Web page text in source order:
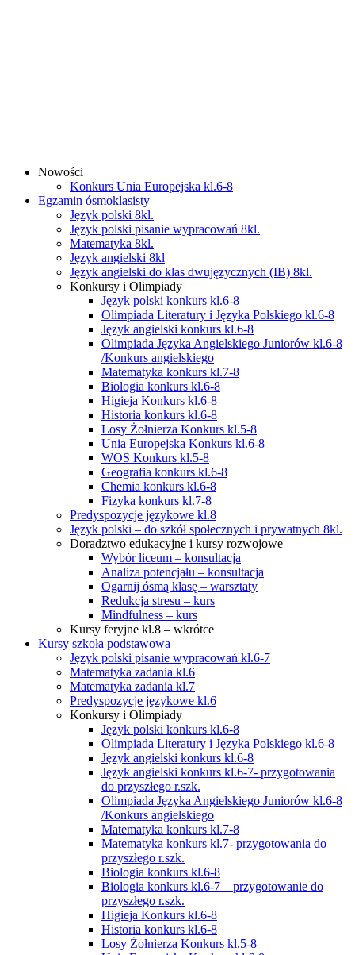
Nowości
Konkurs Unia Europejska kl.6-8
Egzamin ósmoklasisty
Język polski 8kl.
Język polski pisanie wypracowań 8kl.
Matematyka 8kl.
Język angielski 8kl
Język angielski do klas dwujęzycznych (IB) 8kl.
Konkursy i Olimpiady
Język polski konkurs kl.6-8
Olimpiada Literatury i Języka Polskiego kl.6-8
Język angielski konkurs kl.6-8
Olimpiada Języka Angielskiego Juniorów kl.6-8
/Konkurs angielskiego
Matematyka konkurs kl.7-8
Biologia konkurs kl.6-8
Higieja Konkurs kl.6-8
Historia konkurs kl.6-8
Losy Żołnierza Konkurs kl.5-8
Unia Europejska Konkurs kl.6-8
WOS Konkurs kl.5-8
Geografia konkurs kl.6-8
Chemia konkurs kl.6-8
Fizyka konkurs kl.7-8
Predyspozycje językowe kl.8
Język polski – do szkół społecznych i prywatnych 8kl.
Doradztwo edukacyjne i kursy rozwojowe
Wybór liceum – konsultacja
Analiza potencjału – konsultacja
Ogarnij ósmą klasę – warsztaty
Redukcja stresu – kurs
Mindfulness – kurs
Kursy feryjne kl.8 – wkrótce
Kursy szkoła podstawowa
Język polski pisanie wypracowań kl.6-7
Matematyka zadania kl.6
Matematyka zadania kl.7
Predyspozycje językowe kl.6
Konkursy i Olimpiady
Język polski konkurs kl.6-8
Olimpiada Literatury i Języka Polskiego kl.6-8
Język angielski konkurs kl.6-8
Język angielski konkurs kl.6-7- przygotowania
do przyszłego r.szk.
Olimpiada Języka Angielskiego Juniorów kl.6-8
/Konkurs angielskiego
Matematyka konkurs kl.7-8
Matematyka konkurs kl.7- przygotowania do
przyszłego r.szk.
Biologia konkurs kl.6-8
Biologia konkurs kl.6-7 – przygotowanie do
przyszłego r.szk.
Higieja Konkurs kl.6-8
Historia konkurs kl.6-8
Losy Żołnierza Konkurs kl.5-8